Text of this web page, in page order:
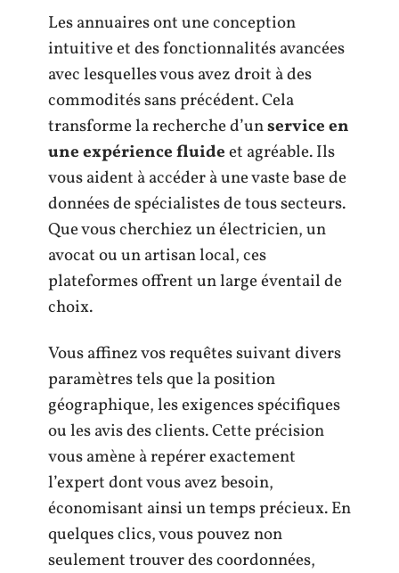
Les annuaires ont une conception
intuitive et des fonctionnalités avancées
avec lesquelles vous avez droit à des
commodités sans précédent. Cela
transforme la recherche d’unservice en
une expérience fluideet agréable. Ils
vous aident à accéder à une vaste base de
données de spécialistes de tous secteurs.
Que vous cherchiez un électricien, un
avocat ou un artisan local, ces
plateformes offrent un large éventail de
choix.
Vous affinez vos requêtes suivant divers
paramètres tels que la position
géographique, les exigences spécifiques
ou les avis des clients. Cette précision
vous amène à repérer exactement
l’expert dont vous avez besoin,
économisant ainsi un temps précieux. En
quelques clics, vous pouvez non
seulement trouver des coordonnées,